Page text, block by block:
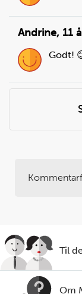
Andrine, 11
Godt!
Til
Om